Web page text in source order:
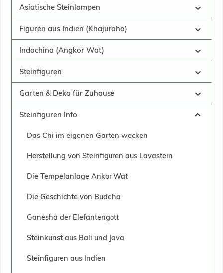
Asiatische Steinlampen
Figuren aus Indien (Khajuraho)
Indochina (Angkor Wat)
Steinfiguren
Garten & Deko für Zuhause
Steinfiguren Info
Das Chi im eigenen Garten wecken
Herstellung von Steinfiguren aus Lavastein
Die Tempelanlage Ankor Wat
Die Geschichte von Buddha
Ganesha der Elefantengott
Steinkunst aus Bali und Java
Steinfiguren aus Indien